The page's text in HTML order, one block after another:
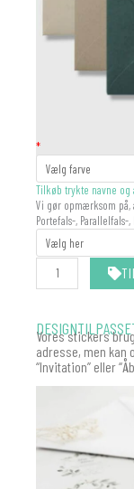
*
Tilkøb trykte navne og
Vi gør opmærksom på,
Portefals-,
KUVERT
antal
Vores stickers
adresse, men kan
“Invitation” eller